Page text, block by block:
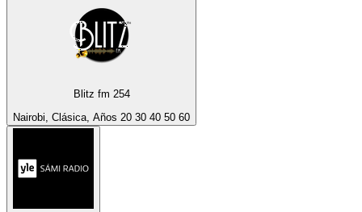
Blitz fm 254
Nairobi, Clásica, Años 20 30 40 50 60